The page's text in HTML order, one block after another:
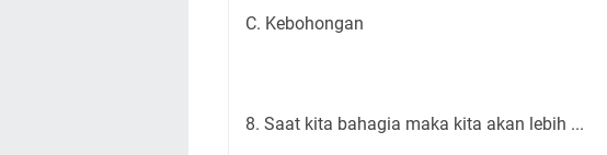
C. Kebohongan
8. Saat kita bahagia maka kita akan lebih ...